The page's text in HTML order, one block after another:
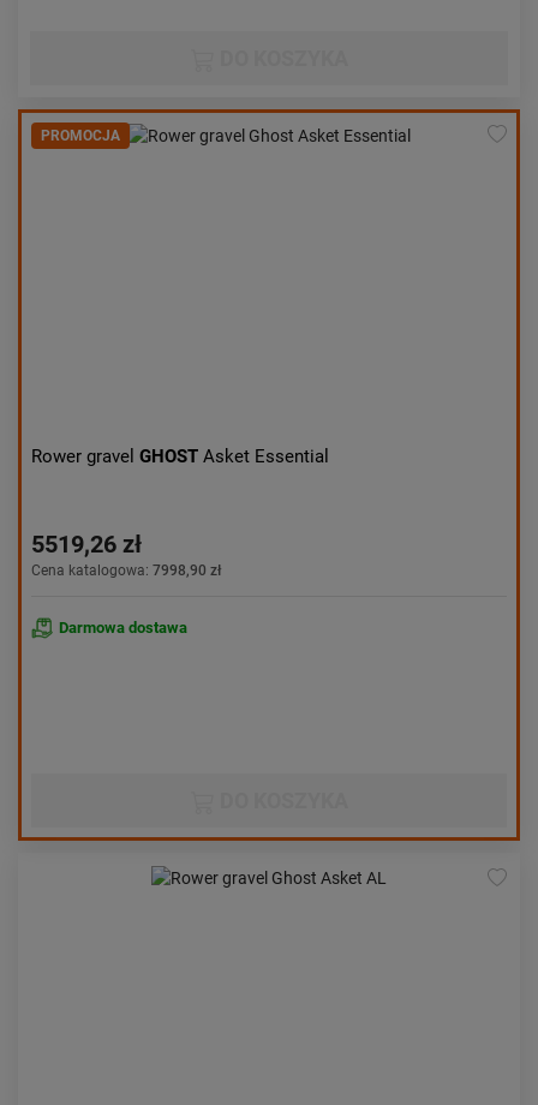
PROMOCJA
Rower gravel GHOST Asket Essential
5519,26 zł
Cena katalogowa: 7998,90 zł
Darmowa dostawa